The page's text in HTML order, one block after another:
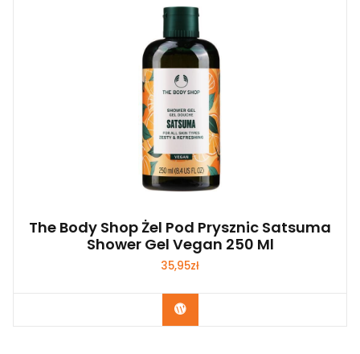
The Body Shop Żel Pod Prysznic Satsuma
Shower Gel Vegan 250 Ml
35,95zł
Zobacz